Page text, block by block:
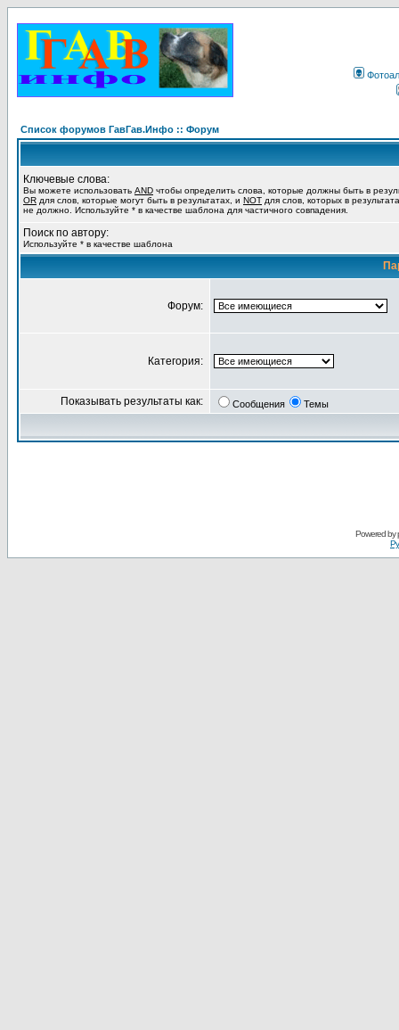
Список форумов ГавГав.Инфо :: Форум
Ключевые слова:
Вы можете использовать AND чтобы определить слова, которые должны быть в
OR для слов, которые могут быть в результатах, и NOT для слов, которых в
не должно. Используйте * в качестве шаблона для частичного совпадения.
Поиск по автору:
Используйте * в качестве шаблона
Форум:
Категория:
Показывать результаты как: Сообщения Темы
Powered by